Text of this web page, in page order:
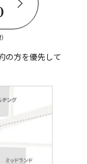
の方を優先して